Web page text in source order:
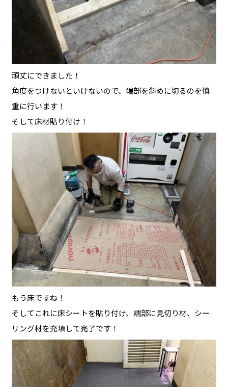
頑丈にできました！
角度をつけないといけないので、端部を斜めに切るのを慎
重に行います！
そして床材貼り付け！
もう床ですね！
そしてこれに床シートを貼り付け、端部に見切り材、シー
リング材を充填して完了です！